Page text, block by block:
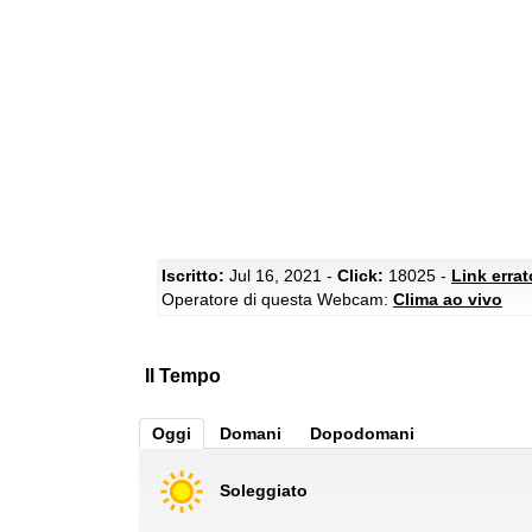
Iscritto: Jul 16, 2021 - Click: 18025 - Link
Operatore di questa Webcam: Clima ao vivo
Il Tempo
Oggi Domani Dopodomani
Soleggiato